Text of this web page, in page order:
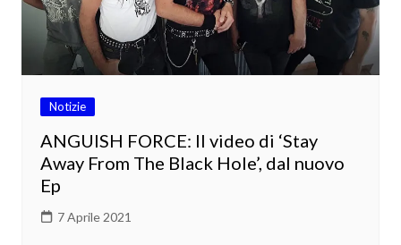
Notizie
ANGUISH FORCE: Il video di ‘Stay
Away From The Black Hole’, dal nuovo
Ep
7 Aprile 2021